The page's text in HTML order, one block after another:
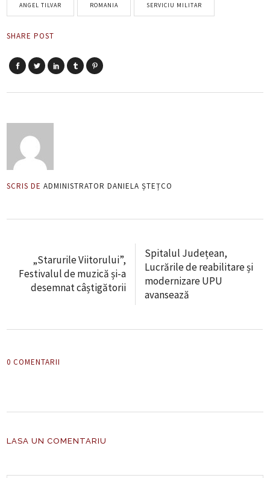
ANGEL TILVAR ROMANIA SERVICIU MILITAR
SHARE POST
SCRIS DE ADMINISTRATOR DANIELA ȘTEȚCO
„Starurile Viitorului”,
Festivalul de muzică și-a
desemnat câștigătorii
Spitalul Județean,
Lucrările de reabilitare și
modernizare UPU
avansează
0 COMENTARII
LASA UN COMENTARIU